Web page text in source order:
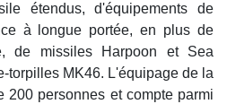
étendus, d'équipements de
à longue portée, en plus de
de missiles Harpoon et Sea
torpilles MK46. L'équipage de la
200 personnes et compte parmi